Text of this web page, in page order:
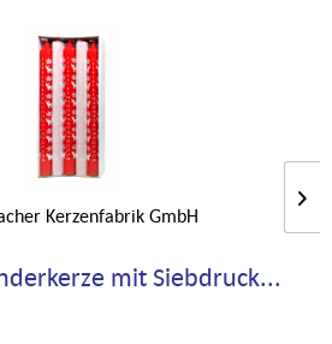
Kerzenfabrik GmbH
mit Siebdruck...